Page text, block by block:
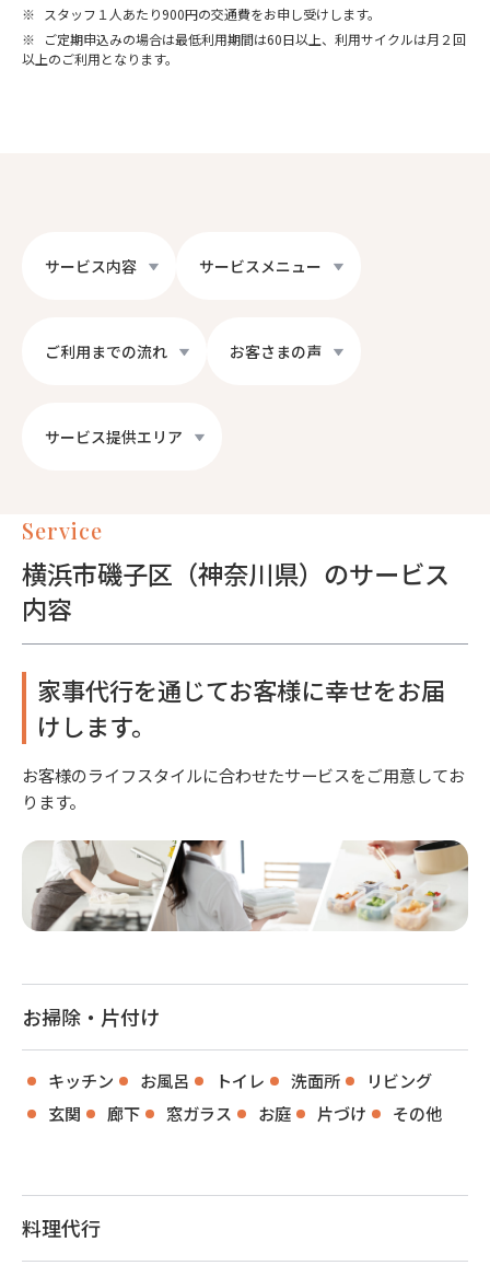
※
スタッフ１人あたり900円の交通費をお申し受けします。
※
ご定期申込みの場合は最低利用期間は60日以上、利用サイクルは月２回
以上のご利用となります。
サービス内容 サービスメニュー
ご利用までの流れ お客さまの声
サービス提供エリア
Service
横浜市磯子区（神奈川県）のサービス
内容
家事代行を通じてお客様に幸せをお届
けします。
お客様のライフスタイルに合わせたサービスをご用意してお
ります。
お掃除・片付け
キッチン お風呂 トイレ 洗面所
リビング
玄関
廊下 窓ガラス お庭 片づけ その他
料理代行